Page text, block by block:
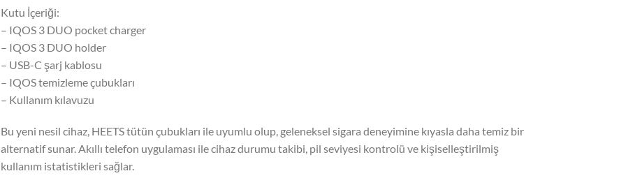
Kutu İçeriği:
– IQOS 3 DUO pocket charger
– IQOS 3 DUO holder
– USB-C şarj kablosu
– IQOS temizleme çubukları
– Kullanım kılavuzu
Bu yeni nesil cihaz, HEETS tütün çubukları ile uyumlu olup, geleneksel sigara deneyimine kıyasla daha temiz bir
alternatif sunar. Akıllı telefon uygulaması ile cihaz durumu takibi, pil seviyesi kontrolü ve kişiselleştirilmiş
kullanım istatistikleri sağlar.